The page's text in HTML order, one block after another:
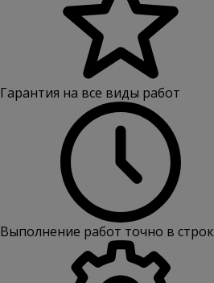
Гарантия на все виды работ
Выполнение работ точно в строк